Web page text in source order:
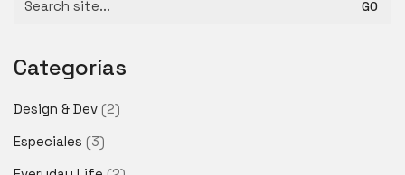
Categorías
Design & Dev (2)
Especiales (3)